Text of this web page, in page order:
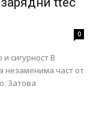
0
В
незаменима част от
Затова